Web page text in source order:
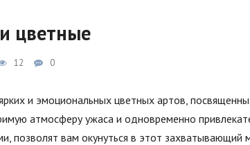
цветные
12 0
и эмоциональных цветных артов,
атмосферу ужаса и одновременно
позволят вам окунуться в этот